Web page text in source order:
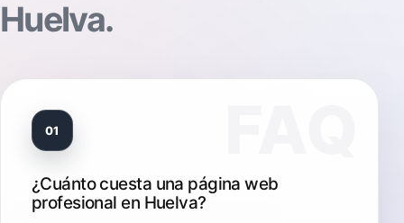
Huelva.
01
¿Cuánto cuesta una página web
profesional en Huelva?